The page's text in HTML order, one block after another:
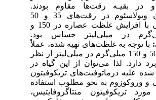
بقیـه رقت‌ها مقاوم بودند.
تریکوفیتون ویولاسئوم در رقت‌های 35 و 50
مقاوم ولی با افزایش غلظت عصاره در 150 و
توجه به غلظت‌های تهیه شده، عملاً
رقت 35، 50 و 150 میلی‌گرم در میلی‌لیتر از نظر
دارد. لذا می‌توان از این گیاه در
علیه درماتوفیت‌های تریکوفیتون
وروکوزوم به نحو مطلوب استفاده
تریکوفیتون منتاگروفایتیس،